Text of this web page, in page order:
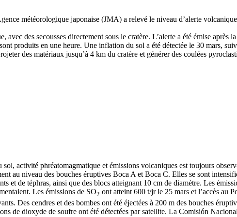
météorologique japonaise (JMA) a relevé le niveau d’alerte
avec des secousses directement sous le cratère. L’alerte a été émise
produits en une heure. Une inflation du sol a été détectée le 30 mars,
des matériaux jusqu’à 4 km du cratère et générer des coulées
activité phréatomagmatique et émissions volcaniques est toujours
au niveau des bouches éruptives Boca A et Boca C. Elles se sont
et de téphras, ainsi que des blocs atteignant 10 cm de diamètre. Les
Les émissions de SO2 ont atteint 600 t/jr le 25 mars et l’accès au
Des cendres et des bombes ont été éjectées à 200 m des bouches
de dioxyde de soufre ont été détectées par satellite. La Comisión